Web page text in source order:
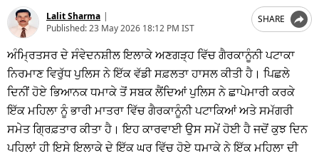
Lalit Sharma |
Published:23 May 2026 18:12 PM IST
SHARE
ਅੰਮ੍ਰਿਤਸਰ ਦੇ ਸੰਵੇਦਨਸ਼ੀਲ ਇਲਾਕੇ ਅਣਗੜ੍ਹ ਵਿੱਚ ਗੈਰਕਾਨੂੰਨੀ ਪਟਾਕਾ
ਨਿਰਮਾਣ ਵਿਰੁੱਧ ਪੁਲਿਸ ਨੇ ਇੱਕ ਵੱਡੀ ਸਫ਼ਲਤਾ ਹਾਸਲ ਕੀਤੀ ਹੈ। ਪਿਛਲੇ
ਦਿਨੀਂ ਹੋਏ ਭਿਆਨਕ ਧਮਾਕੇ ਤੋਂ ਸਬਕ ਲੈਂਦਿਆਂ ਪੁਲਿਸ ਨੇ ਛਾਪੇਮਾਰੀ ਕਰਕੇ
ਇੱਕ ਮਹਿਲਾ ਨੂੰ ਭਾਰੀ ਮਾਤਰਾ ਵਿੱਚ ਗੈਰਕਾਨੂੰਨੀ ਪਟਾਕਿਆਂ ਅਤੇ ਸਮੱਗਰੀ
ਸਮੇਤ ਗ੍ਰਿਫ਼ਤਾਰ ਕੀਤਾ ਹੈ। ਇਹ ਕਾਰਵਾਈ ਉਸ ਸਮੇਂ ਹੋਈ ਹੈ ਜਦੋਂ ਕੁਝ ਦਿਨ
ਪਹਿਲਾਂ ਹੀ ਇਸੇ ਇਲਾਕੇ ਦੇ ਇੱਕ ਘਰ ਵਿੱਚ ਹੋਏ ਧਮਾਕੇ ਨੇ ਇੱਕ ਮਹਿਲਾ ਦੀ